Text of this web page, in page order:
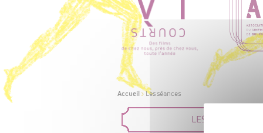
Accueil>Les séances
LES FILMS